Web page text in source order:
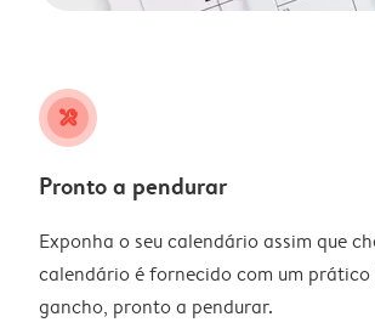
tools
Pronto a pendurar
Exponha o seu calendário assim que
calendário é fornecido com um
gancho, pronto a pendurar.